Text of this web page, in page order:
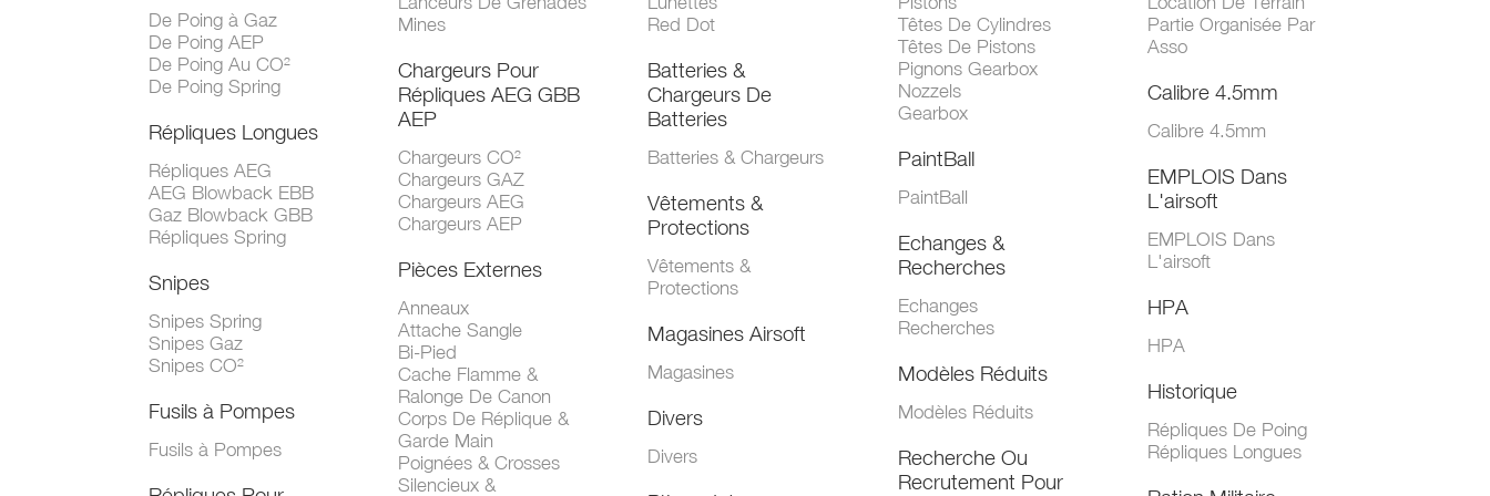
De Poing à Gaz
De Poing AEP
De Poing Au CO²
De Poing Spring
Répliques Longues
Répliques AEG
AEG Blowback EBB
Gaz Blowback GBB
Répliques Spring
Snipes
Snipes Spring
Snipes Gaz
Snipes CO²
Fusils à Pompes
Fusils à Pompes
Mines
Chargeurs Pour
Répliques AEG GBB
AEP
Chargeurs CO²
Chargeurs GAZ
Chargeurs AEG
Chargeurs AEP
Pièces Externes
Anneaux
Attache Sangle
Bi-Pied
Cache Flamme &
Ralonge De Canon
Corps De Réplique &
Garde Main
Poignées & Crosses
Silencieux &
Red Dot
Batteries &
Chargeurs De
Batteries
Batteries & Chargeurs
Vêtements &
Protections
Vêtements &
Protections
Magasines Airsoft
Magasines
Divers
Divers
Têtes De Cylindres
Têtes De Pistons
Pignons Gearbox
Nozzels
Gearbox
PaintBall
PaintBall
Echanges &
Recherches
Echanges
Recherches
Modèles Réduits
Modèles Réduits
Recherche Ou
Recrutement Pour
Partie Organisée Par
Asso
Calibre 4.5mm
Calibre 4.5mm
EMPLOIS Dans
L'airsoft
EMPLOIS Dans
L'airsoft
HPA
HPA
Historique
Répliques De Poing
Répliques Longues